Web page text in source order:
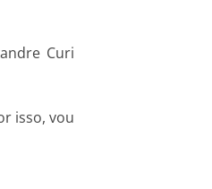
Curi
isso, vou